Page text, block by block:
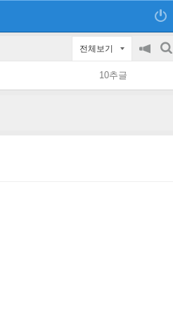
전체보기
공
on/off
검
10추글